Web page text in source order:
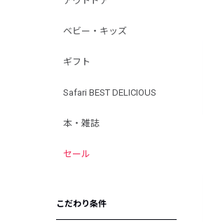
ベビー・キッズ
ギフト
Safari BEST DELICIOUS
本・雑誌
セール
こだわり条件